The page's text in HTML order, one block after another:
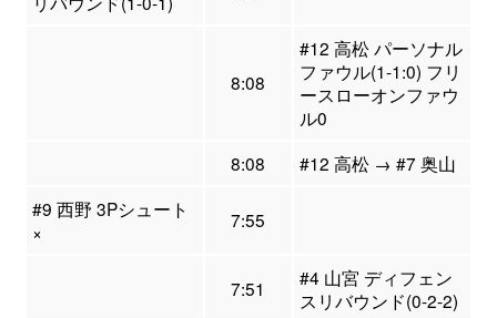
8:08
#12 高松 パーソナル
ファウル(1-1:0) フリ
ースローオンファウ
ル0
8:08
#12 高松 → #7 奥山
#9 西野 3Pシュート
×
7:55
7:51
#4 山宮 ディフェン
スリバウンド(0-2-2)